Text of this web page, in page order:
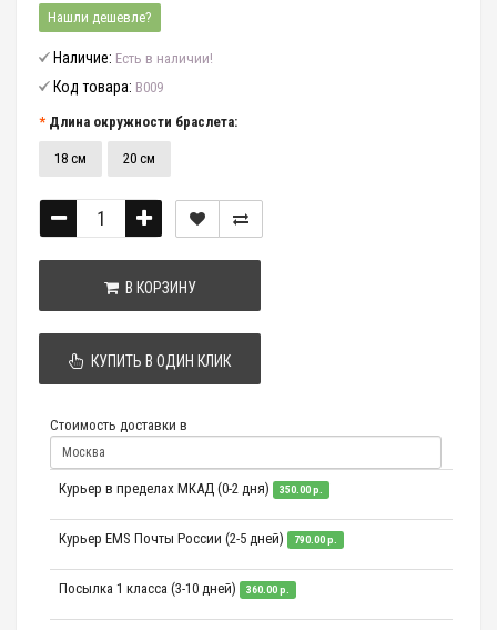
Нашли дешевле?
Наличие: Есть в наличии!
Код товара: B009
Длина окружности браслета:
18 см 20 см
В КОРЗИНУ
КУПИТЬ В ОДИН КЛИК
Стоимость доставки в
Курьер в пределах МКАД (0-2 дня) 350.00 р.
Курьер EMS Почты России (2-5 дней) 790.00 р.
Посылка 1 класса (3-10 дней) 360.00 р.